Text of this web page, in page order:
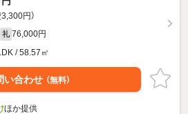
3,300円）
礼 76,000円
/ 58.57㎡
い合わせ （無料）
ほか提供